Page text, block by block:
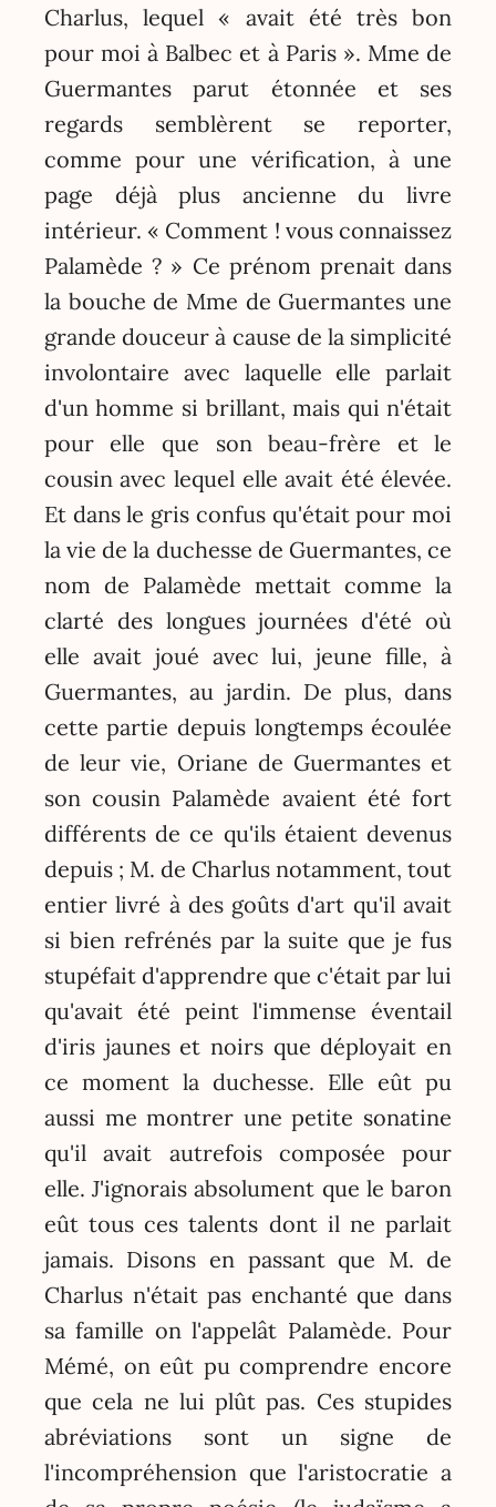
Charlus, lequel « avait été très bon
pour moi à Balbec et à Paris ». Mme de
Guermantes parut étonnée et ses
regards semblèrent se reporter,
comme pour une vérification, à une
page déjà plus ancienne du livre
intérieur. « Comment ! vous connaissez
Palamède ? » Ce prénom prenait dans
la bouche de Mme de Guermantes une
grande douceur à cause de la simplicité
involontaire avec laquelle elle parlait
d'un homme si brillant, mais qui n'était
pour elle que son beau-frère et le
cousin avec lequel elle avait été élevée.
Et dans le gris confus qu'était pour moi
la vie de la duchesse de Guermantes, ce
nom de Palamède mettait comme la
clarté des longues journées d'été où
elle avait joué avec lui, jeune fille, à
Guermantes, au jardin. De plus, dans
cette partie depuis longtemps écoulée
de leur vie, Oriane de Guermantes et
son cousin Palamède avaient été fort
différents de ce qu'ils étaient devenus
depuis ; M. de Charlus notamment, tout
entier livré à des goûts d'art qu'il avait
si bien refrénés par la suite que je fus
stupéfait d'apprendre que c'était par lui
qu'avait été peint l'immense éventail
d'iris jaunes et noirs que déployait en
ce moment la duchesse. Elle eût pu
aussi me montrer une petite sonatine
qu'il avait autrefois composée pour
elle. J'ignorais absolument que le baron
eût tous ces talents dont il ne parlait
jamais. Disons en passant que M. de
Charlus n'était pas enchanté que dans
sa famille on l'appelât Palamède. Pour
Mémé, on eût pu comprendre encore
que cela ne lui plût pas. Ces stupides
abréviations sont un signe de
l'incompréhension que l'aristocratie a